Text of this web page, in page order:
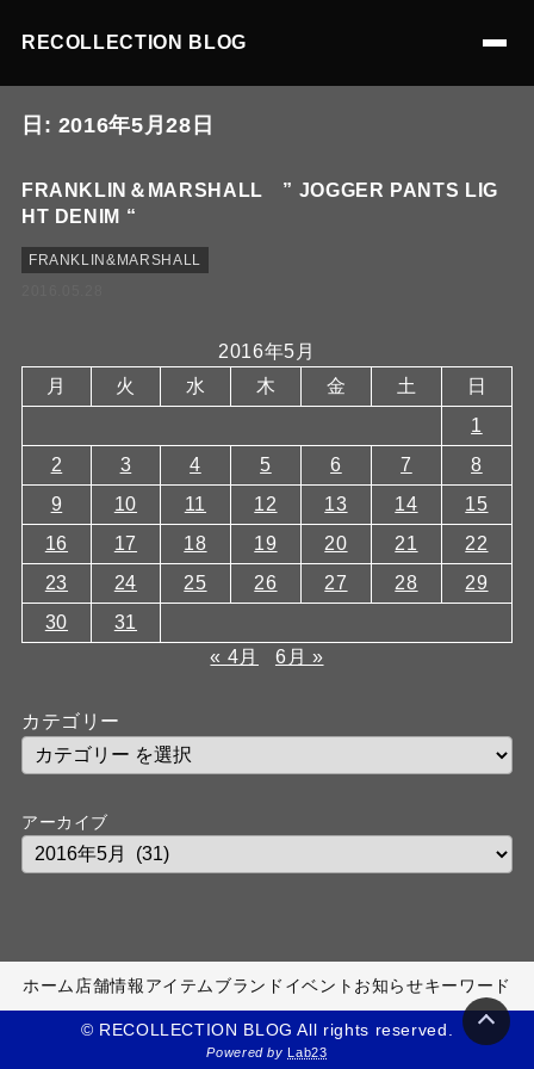
RECOLLECTION BLOG
日: 2016年5月28日
FRANKLIN＆MARSHALL ” JOGGER PANTS LIG
HT DENIM “
FRANKLIN&MARSHALL
2016年5月
月
火 水 木 金 土
日
1
2
3 4 5 6 7
8
9
10 11 12 13 14
15
16
17 18 19 20 21
22
23
24 25 26 27 28
29
30
31
« 4月
6月 »
カテゴリー
アーカイブ
ホーム 店舗情報アイテムブランド イベント お知らせキーワード
© RECOLLECTION BLOG All rights reserved.
Powered byLab23